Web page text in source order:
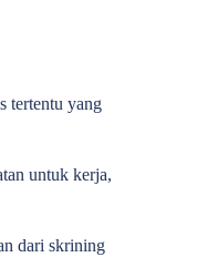
tertentu yang
untuk kerja,
dari skrining